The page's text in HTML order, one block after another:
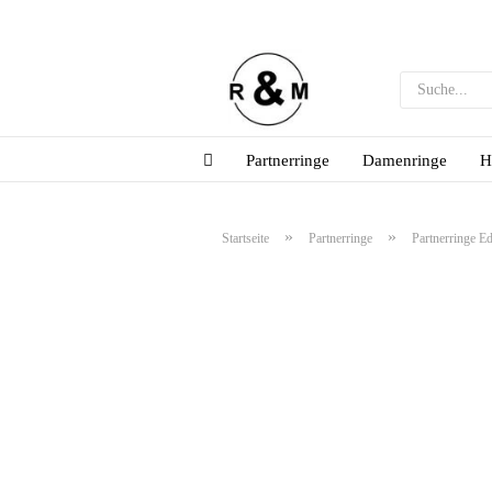
Partnerringe Damenringe
Startseite » Partnerringe » Partnerringe